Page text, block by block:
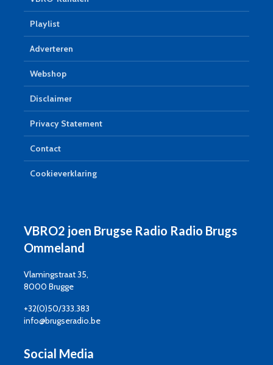
Playlist
Adverteren
Webshop
Disclaimer
Privacy Statement
Contact
Cookieverklaring
VBRO2 joen Brugse Radio Radio Brugs
Ommeland
Vlamingstraat 35,
8000 Brugge
+32(0)50/333.383
info@brugseradio.be
Social Media